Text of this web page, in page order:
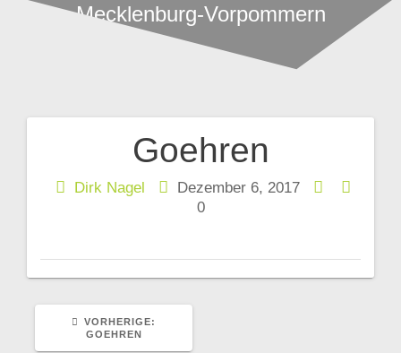
Mecklenburg-Vorpommern
Goehren
Dirk Nagel
Dezember 6, 2017
0
Beitragsnavigation
VORHERIGE:
GOEHREN